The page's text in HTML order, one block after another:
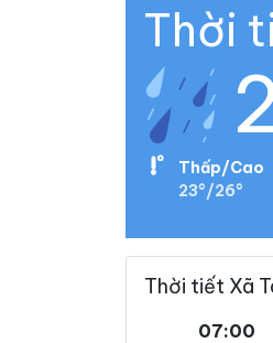
Thời
Thấp/Cao
23°/26°
Thời tiết Xã
07:00